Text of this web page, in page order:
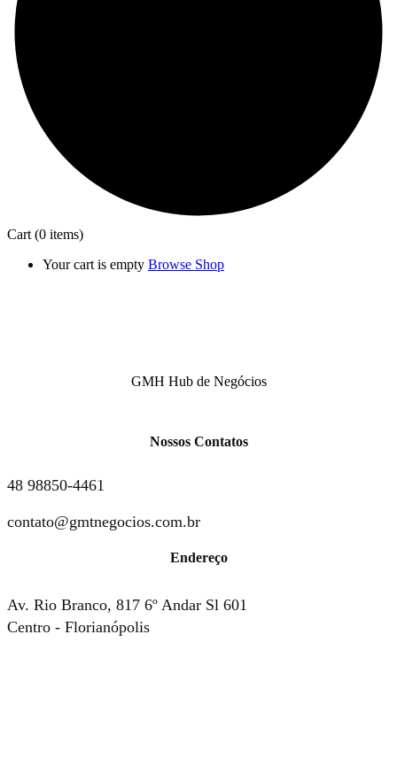
Cart (0 items)
Your cart is empty Browse Shop
GMH Hub de Negócios
Nossos Contatos
48 98850-4461
contato@gmtnegocios.com.br
Endereço
Av. Rio Branco, 817 6º Andar Sl 601
Centro - Florianópolis